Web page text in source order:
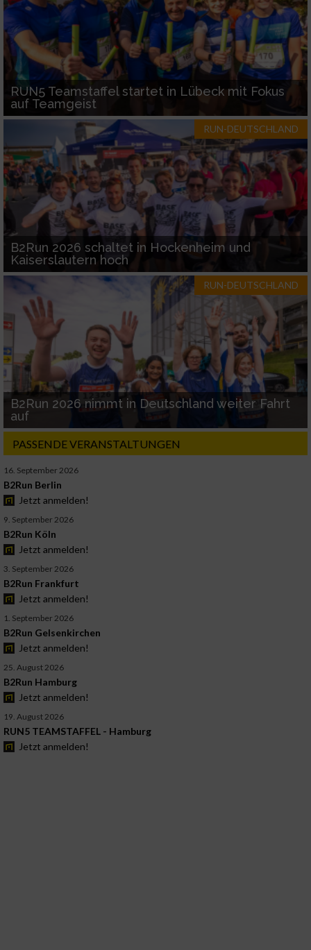
RUN5 Teamstaffel startet in Lübeck mit Fokus
auf Teamgeist
RUN-DEUTSCHLAND
B2Run 2026 schaltet in Hockenheim und
Kaiserslautern hoch
RUN-DEUTSCHLAND
B2Run 2026 nimmt in Deutschland weiter Fahrt
auf
PASSENDE VERANSTALTUNGEN
16. September 2026
B2Run Berlin
Jetzt anmelden!
9. September 2026
B2Run Köln
Jetzt anmelden!
3. September 2026
B2Run Frankfurt
Jetzt anmelden!
1. September 2026
B2Run Gelsenkirchen
Jetzt anmelden!
25. August 2026
B2Run Hamburg
Jetzt anmelden!
19. August 2026
RUN5 TEAMSTAFFEL - Hamburg
Jetzt anmelden!